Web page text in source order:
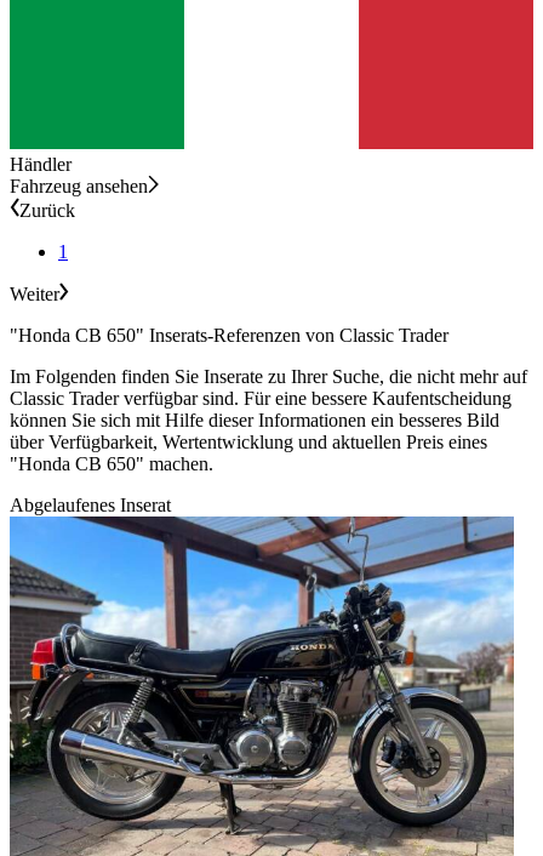
Händler
Fahrzeug ansehen
Zurück
1
Weiter
"Honda CB 650" Inserats-Referenzen von Classic Trader
Im Folgenden finden Sie Inserate zu Ihrer Suche, die nicht mehr auf
Classic Trader verfügbar sind. Für eine bessere Kaufentscheidung
können Sie sich mit Hilfe dieser Informationen ein besseres Bild
über Verfügbarkeit, Wertentwicklung und aktuellen Preis eines
"Honda CB 650" machen.
Abgelaufenes Inserat